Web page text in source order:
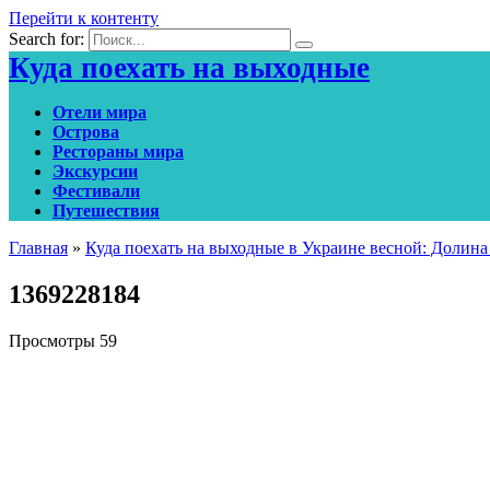
Перейти к контенту
Search for:
Куда поехать на выходные
Отели мира
Острова
Рестораны мира
Экскурсии
Фестивали
Путешествия
Главная » Куда поехать на выходные в Украине весной:
1369228184
Просмотры 59